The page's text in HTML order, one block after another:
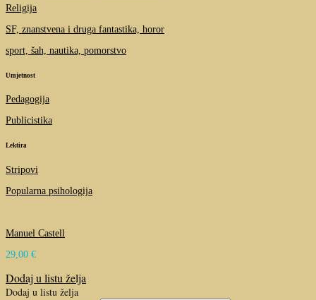
Religija
SF, znanstvena i druga fantastika, horor
sport, šah, nautika, pomorstvo
Umjetnost
Pedagogija
Publicistika
Lektira
Stripovi
Popularna psihologija
Manuel Castell
29,00 €
Dodaj u listu želja
Dodaj u listu želja